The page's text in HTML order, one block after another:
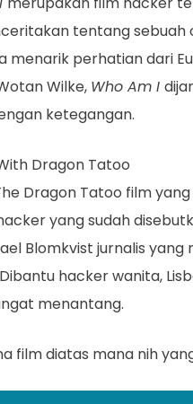
tentang sebuah
menarik perhatian dari
Wilke, Who Am I
ketegangan.
Dragon Tatoo
Dragon Tatoo film
yang sudah
Blomkvist jurnalis
hacker wanita,
menantang.
film diatas mana nih